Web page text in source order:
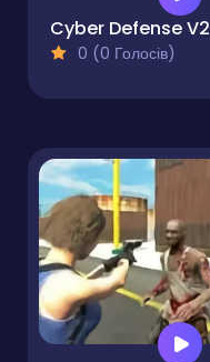
Cyber Defense V2
0 (0 Голосів)